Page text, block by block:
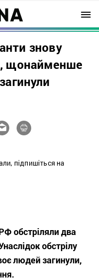
знову
щонайменше
підпишіться на
обстріляли два
обстрілу
людей загинули,